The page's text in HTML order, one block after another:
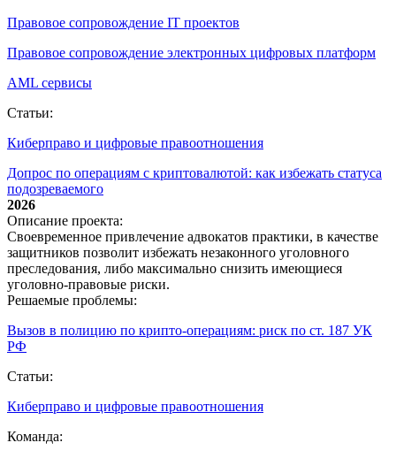
Правовое сопровождение IT проектов
Правовое сопровождение электронных цифровых платформ
AML сервисы
Статьи:
Киберправо и цифровые правоотношения
Допрос по операциям с криптовалютой: как избежать статуса
подозреваемого
2026
Описание проекта:
Своевременное привлечение адвокатов практики, в качестве
защитников позволит избежать незаконного уголовного
преследования, либо максимально снизить имеющиеся
уголовно-правовые риски.
Решаемые проблемы:
Вызов в полицию по крипто‑операциям: риск по ст. 187 УК
РФ
Статьи:
Киберправо и цифровые правоотношения
Команда: